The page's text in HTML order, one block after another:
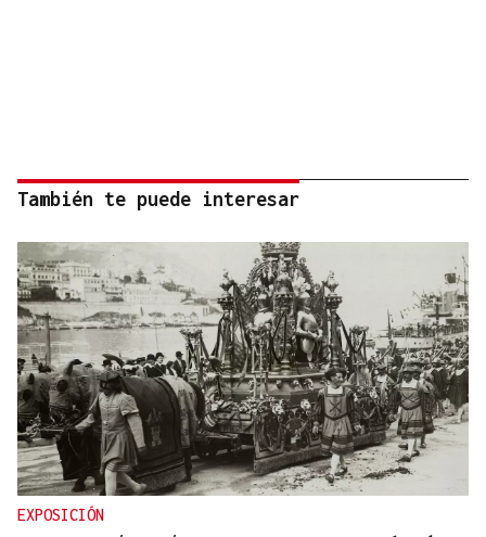
También te puede interesar
EXPOSICIÓN